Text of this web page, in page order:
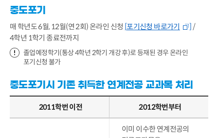
중도포기
매 학년도 6월, 12월(연 2회) 온라인 신청 [포기신청 바로가기 ] /
4학년 1학기 종료전까지
졸업예정학기(통상 4학년 2학기 개강 후)로 등재된 경우 온라인
포기신청 불가
중도포기시 기존 취득한 연계전공 교과목 처리
2011학번 이전 2012학번부터
이미 이수한 연계전공의